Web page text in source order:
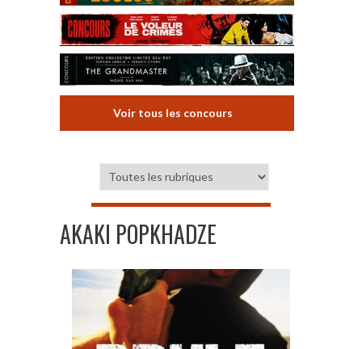
Voir tous les concours
AKAKI POPKHADZE